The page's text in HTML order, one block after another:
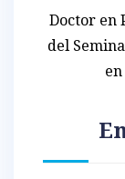
Doctor en
del